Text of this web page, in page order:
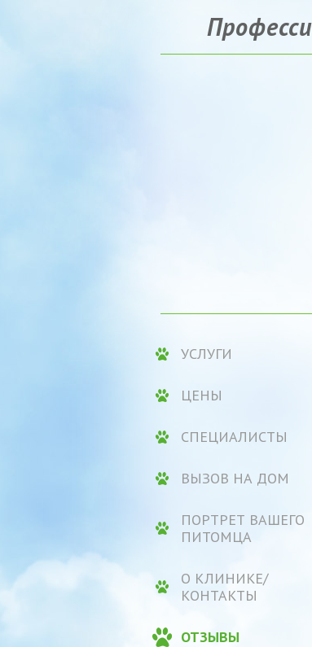
УСЛУГИ
ЦЕНЫ
СПЕЦИАЛИСТЫ
ВЫЗОВ НА ДОМ
ПОРТРЕТ ВАШЕГО
ПИТОМЦА
О КЛИНИКЕ/
КОНТАКТЫ
ОТЗЫВЫ